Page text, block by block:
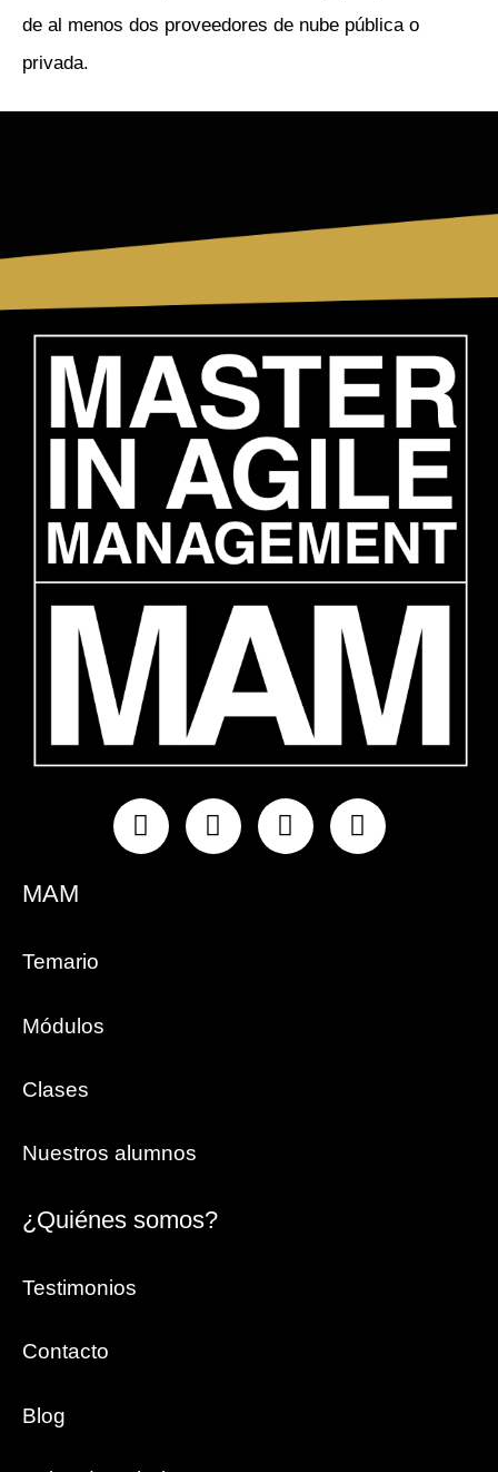
de al menos dos proveedores de nube pública o
privada.
InstagramFacebookLinkedinYoutube
MAM
Temario
Módulos
Clases
Nuestros alumnos
¿Quiénes somos?
Testimonios
Contacto
Blog